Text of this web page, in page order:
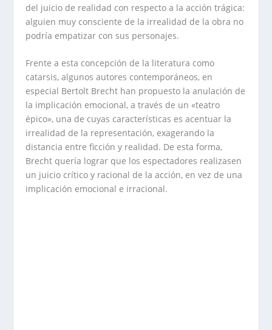
del juicio de realidad con respecto a la acción trágica:
alguien muy consciente de la irrealidad de la obra no
podría empatizar con sus personajes.
Frente a esta concepción de la literatura como
catarsis, algunos autores contemporáneos, en
especial Bertolt Brecht han propuesto la anulación de
la implicación emocional, a través de un «teatro
épico», una de cuyas características es acentuar la
irrealidad de la representación, exagerando la
distancia entre ficción y realidad. De esta forma,
Brecht quería lograr que los espectadores realizasen
un juicio crítico y racional de la acción, en vez de una
implicación emocional e irracional.